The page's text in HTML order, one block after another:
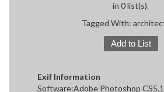
in 0 list(s).
Tagged With:
Add to List
Exif Information
Software:Adobe Photoshop